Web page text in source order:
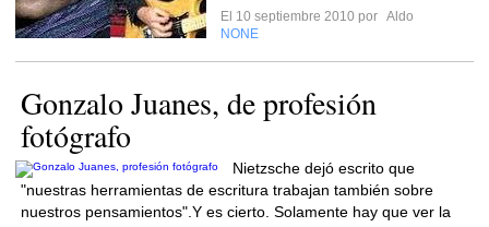
El 10 septiembre 2010 por Aldo
NONE
Gonzalo Juanes, de profesión
fotógrafo
Nietzsche dejó escrito que
"nuestras herramientas de escritura trabajan también sobre
nuestros pensamientos".Y es cierto. Solamente hay que ver la